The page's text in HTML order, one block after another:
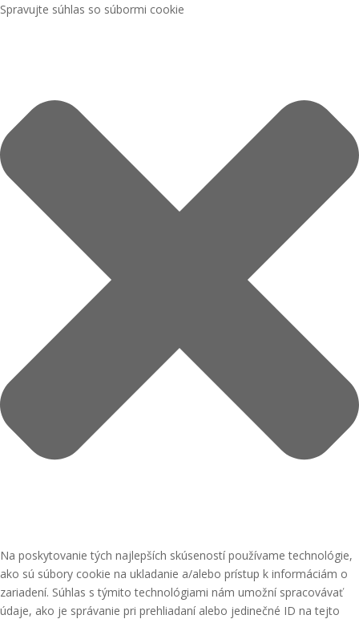
Spravujte súhlas so súbormi cookie
Na poskytovanie tých najlepších skúseností používame technológie,
ako sú súbory cookie na ukladanie a/alebo prístup k informáciám o
zariadení. Súhlas s týmito technológiami nám umožní spracovávať
údaje, ako je správanie pri prehliadaní alebo jedinečné ID na tejto